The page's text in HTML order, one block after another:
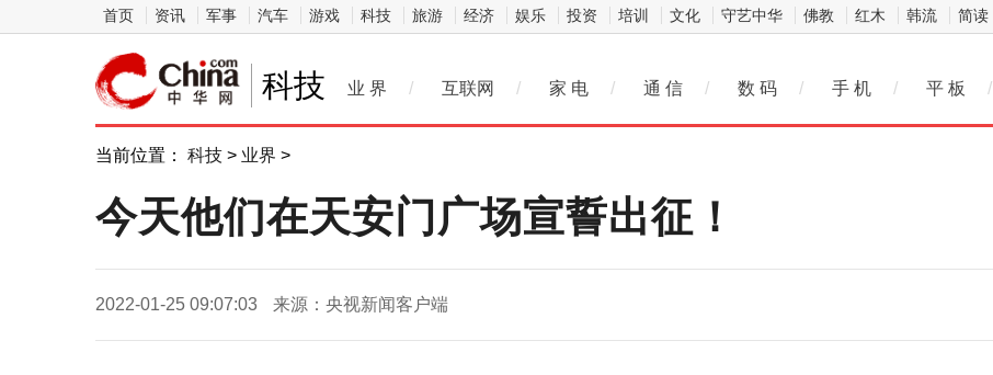
首页 资讯 军事 汽车 游戏 科技 旅游 经济 娱乐 投资 培训 文化 守艺中华 佛教 红木 韩流 简读
科技 业 界 / 互联网 / 家 电 / 通 信 / 数 码 / 手 机 / 平 板 /
当前位置： 科技 > 业界 >
今天他们在天安门广场宣誓出征！
2022-01-25 09:07:03 来源：央视新闻客户端